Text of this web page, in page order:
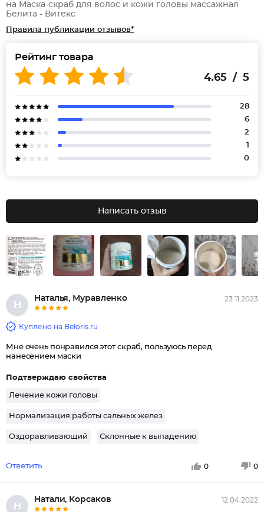
на Маска-скраб для волос и кожи головы массажная
Белита - Витекс
Правила публикации отзывов*
Рейтинг товара
4.65 / 5
28
6
2
1
0
Написать отзыв
Н
Наталья, Муравленко 23.11.2023
Куплено на Beloris.ru
Мне очень понравился этот скраб, пользуюсь перед
нанесением маски
Подтверждаю свойства
Лечение кожи головы
Нормализация работы сальных желез
Оздоравливающий Склонные к выпадению
Ответить 0 0
Н
Натали, Корсаков 12.04.2022